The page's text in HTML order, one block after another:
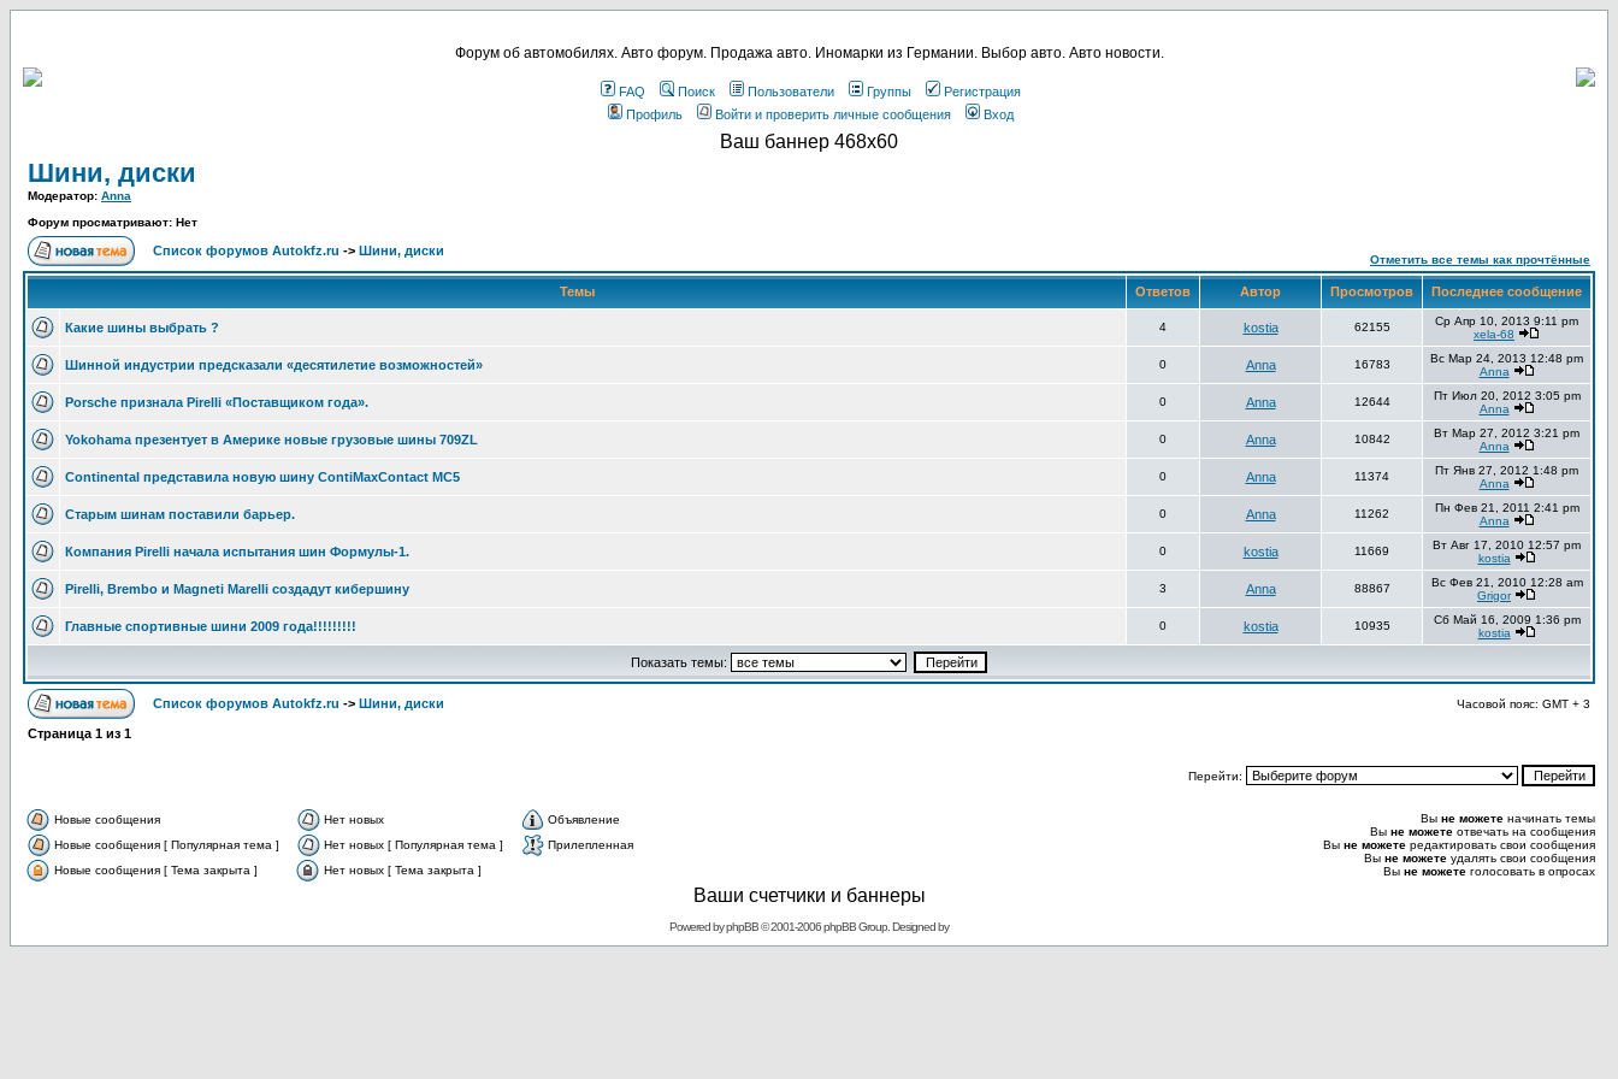
Форум об автомобилях. Авто форум. Продажа авто. Иномарки из Германии. Выбор авто. Авто новости.
FAQ Поиск Пользователи Группы
Регистрация
Профиль
Войти и проверить личные сообщения Вход
Ваш баннер 468x60
Шини, диски
Модератор: Anna
Форум просматривают: Нет
Список форумов Autokfz.ru -> Шини, диски
Отметить все темы как прочтённые
Темы Ответов Автор Просмотров Последнее сообщение
Какие шины выбрать ? 4 kostia 62155
Ср Апр 10, 2013 9:11 pm
xela-68
Шинной индустрии предсказали «десятилетие возможностей» 0 Anna 16783
Вс Мар 24, 2013 12:48 pm
Anna
Porsche признала Pirelli «Поставщиком года». 0 Anna 12644
Пт Июл 20, 2012 3:05 pm
Anna
Yokohama презентует в Америке новые грузовые шины 709ZL 0 Anna 10842
Вт Мар 27, 2012 3:21 pm
Anna
Continental представила новую шину ContiMaxContact MC5 0 Anna 11374
Пт Янв 27, 2012 1:48 pm
Anna
Старым шинам поставили барьер. 0 Anna 11262
Пн Фев 21, 2011 2:41 pm
Anna
Компания Pirelli начала испытания шин Формулы-1. 0 kostia 11669
Вт Авг 17, 2010 12:57 pm
kostia
Pirelli, Brembo и Magneti Marelli создадут кибершину 3 Anna 88867
Вс Фев 21, 2010 12:28 am
Grigor
Главные спортивные шини 2009 года!!!!!!!!! 0 kostia 10935
Сб Май 16, 2009 1:36 pm
kostia
Показать темы:
Список форумов Autokfz.ru -> Шини, диски Часовой пояс: GMT + 3
Страница 1 из 1
Перейти:
Новые сообщения Нет новых
Объявление
Новые сообщения [ Популярная тема ]
Нет новых [ Популярная тема ]
Прилепленная
Новые сообщения [ Тема закрыта ]
Нет новых [ Тема закрыта ]
Вы не можете начинать темы
Вы не можете отвечать на сообщения
Вы не можете редактировать свои сообщения
Вы не можете удалять свои сообщения
Вы не можете голосовать в опросах
Ваши счетчики и баннеры
Powered byphpBB© 2001-2006 phpBB Group. Designed by